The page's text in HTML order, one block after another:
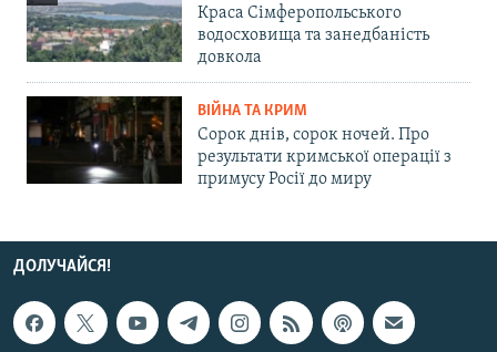
Краса Сімферопольського
водосховища та занедбаність
довкола
ВІЙНА ТА КРИМ
Сорок днів, сорок ночей. Про
результати кримської операції з
примусу Росії до миру
ДОЛУЧАЙСЯ!